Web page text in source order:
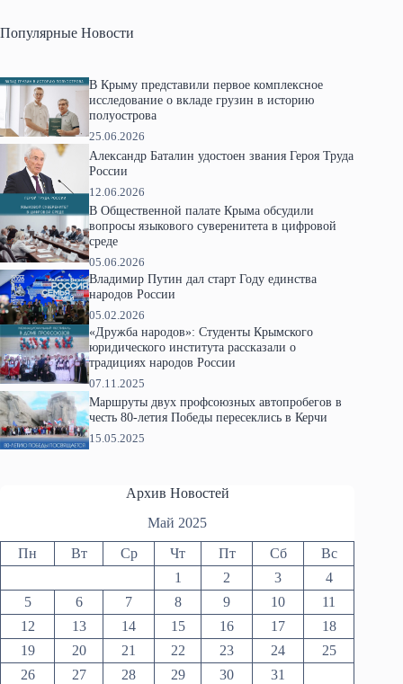
Популярные Новости
В Крыму представили первое комплексное
исследование о вкладе грузин в историю
полуострова
25.06.2026
Александр Баталин удостоен звания Героя Труда
России
12.06.2026
В Общественной палате Крыма обсудили
вопросы языкового суверенитета в цифровой
среде
05.06.2026
Владимир Путин дал старт Году единства
народов России
05.02.2026
«Дружба народов»: Студенты Крымского
юридического института рассказали о
традициях народов России
07.11.2025
Маршруты двух профсоюзных автопробегов в
честь 80-летия Победы пересеклись в Керчи
15.05.2025
Архив Новостей
Май 2025
Пн Вт Ср Чт Пт Сб
Вс
1
2 3
4
5
6 7 8 9 10
11
12
13 14 15 16 17
18
19
20 21 22 23 24
25
26
27 28 29 30
31